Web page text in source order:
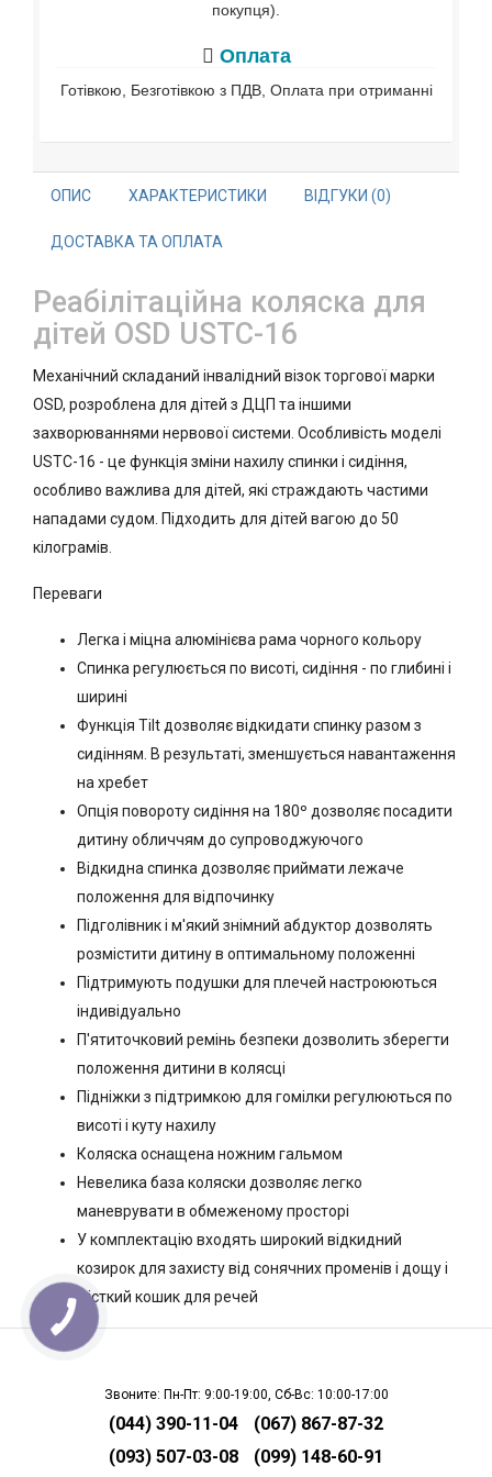
покупця).
Оплата
Готівкою, Безготівкою з ПДВ, Оплата при отриманні
ОПИС ХАРАКТЕРИСТИКИ ВІДГУКИ (0)
ДОСТАВКА ТА ОПЛАТА
Реабілітаційна коляска для
дітей OSD USTC-16
Механічний складаний інвалідний візок торгової марки
OSD, розроблена для дітей з ДЦП та іншими
захворюваннями нервової системи. Особливість моделі
USTC-16 - це функція зміни нахилу спинки і сидіння,
особливо важлива для дітей, які страждають частими
нападами судом. Підходить для дітей вагою до 50
кілограмів.
Переваги
Легка і міцна алюмінієва рама чорного кольору
Спинка регулюється по висоті, сидіння - по глибині і
ширині
Функція Tilt дозволяє відкидати спинку разом з
сидінням. В результаті, зменшується навантаження
на хребет
Опція повороту сидіння на 180º дозволяє посадити
дитину обличчям до супроводжуючого
Відкидна спинка дозволяє приймати лежаче
положення для відпочинку
Підголівник і м'який знімний абдуктор дозволять
розмістити дитину в оптимальному положенні
Підтримують подушки для плечей настроюються
індивідуально
П'ятиточковий ремінь безпеки дозволить зберегти
положення дитини в колясці
Підніжки з підтримкою для гомілки регулюються по
висоті і куту нахилу
Коляска оснащена ножним гальмом
Невелика база коляски дозволяє легко
маневрувати в обмеженому просторі
У комплектацію входять широкий відкидний
козирок для захисту від сонячних променів і дощу і
місткий кошик для речей
Звоните: Пн-Пт: 9:00-19:00, Сб-Вс: 10:00-17:00
(044) 390-11-04
(067) 867-87-32
(093) 507-03-08
(099) 148-60-91